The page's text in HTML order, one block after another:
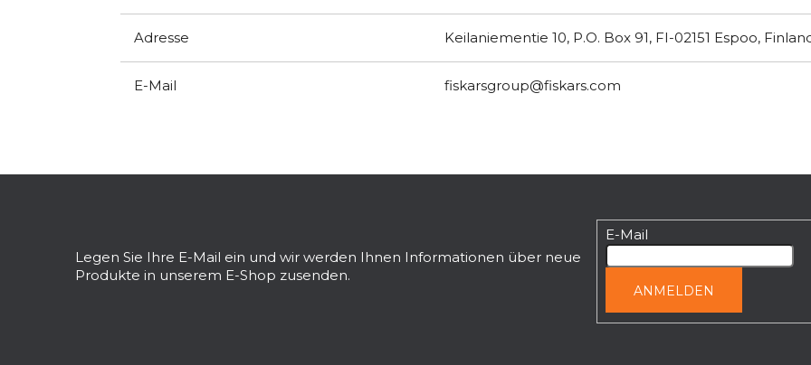
Adresse Keilaniementie 10, P.O. Box 91, FI-02151 Espoo,
E-Mail fiskarsgroup@fiskars.com
Legen Sie Ihre E-Mail ein und wir werden Ihnen Informationen über neue
Produkte in unserem E-Shop zusenden.
E-Mail
ANMELDEN